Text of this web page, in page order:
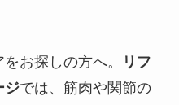
お探しの方へ。
リフ
ジでは、筋肉や関節の